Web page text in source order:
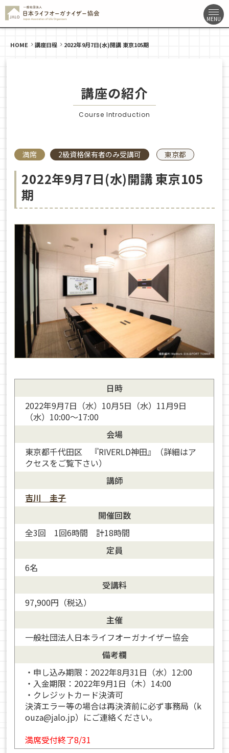
HOME 講座日程 2022年9月7日(水)開講 東京105期
講座の紹介
Course Introduction
満席 2級資格保有者のみ受講可 東京都
2022年9月7日(水)開講 東京105
期
日時
2022年9月7日（水）10月5日（水）11月9日
（水）10:00～17:00
会場
東京都千代田区 『RIVERLD神田』（詳細はア
クセスをご覧下さい）
講師
吉川 圭子
開催回数
全3回 1回6時間 計18時間
定員
6名
受講料
97,900円（税込）
主催
一般社団法人日本ライフオーガナイザー協会
備考欄
・申し込み期限：2022年8月31日（水）12:00
・入金期限：2022年9月1日（木）14:00
・クレジットカード決済可
決済エラー等の場合は再決済前に必ず事務局（k
ouza@jalo.jp）にご連絡ください。
満席受付終了8/31